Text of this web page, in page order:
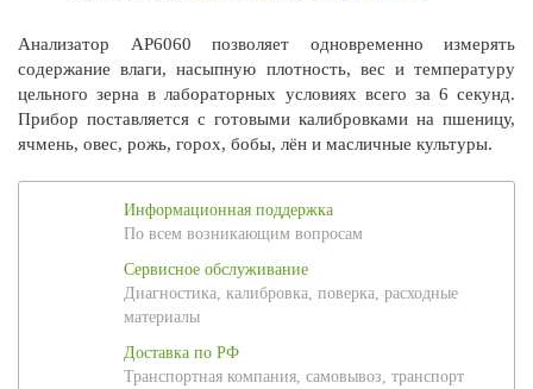
Анализатор AP6060 позволяет одновременно измерять
содержание влаги, насыпную плотность, вес и температуру
цельного зерна в лабораторных условиях всего за 6 секунд.
Прибор поставляется с готовыми калибровками на пшеницу,
ячмень, овес, рожь, горох, бобы, лён и масличные культуры.
Информационная поддержка
По всем возникающим вопросам
Сервисное обслуживание
Диагностика, калибровка, поверка, расходные
материалы
Доставка по РФ
Транспортная компания, самовывоз, транспорт